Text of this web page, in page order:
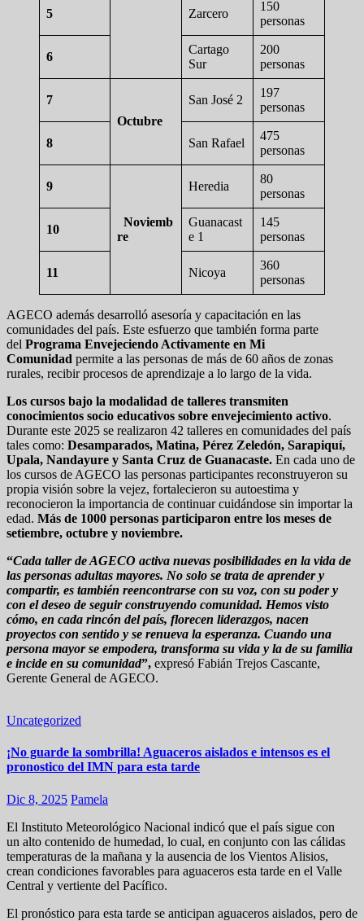
5 Zarcero
150
personas
6
Cartago
Sur
200
personas
7
Octubre
San José 2
197
personas
8 San Rafael
475
personas
9
Noviemb
re
Heredia
80
personas
10
Guanacast
e 1
145
personas
11 Nicoya
360
personas
AGECO además desarrolló asesoría y capacitación en las
comunidades del país. Este esfuerzo que también forma parte
del Programa Envejeciendo Activamente en Mi
Comunidad permite a las personas de más de 60 años de zonas
rurales, recibir procesos de aprendizaje a lo largo de la vida.
Los cursos bajo la modalidad de talleres transmiten
conocimientos socio educativos sobre envejecimiento activo.
Durante este 2025 se realizaron 42 talleres en comunidades del país
tales como: Desamparados, Matina, Pérez Zeledón, Sarapiquí,
Upala, Nandayure y Santa Cruz de Guanacaste. En cada uno de
los cursos de AGECO las personas participantes reconstruyeron su
propia visión sobre la vejez, fortalecieron su autoestima y
reconocieron la importancia de continuar cuidándose sin importar la
edad. Más de 1000 personas participaron entre los meses de
setiembre, octubre y noviembre.
“Cada taller de AGECO activa nuevas posibilidades en la vida de
las personas adultas mayores. No solo se trata de aprender y
compartir, es también reencontrarse con su voz, con su poder y
con el deseo de seguir construyendo comunidad. Hemos visto
cómo, en cada rincón del país, florecen liderazgos, nacen
proyectos con sentido y se renueva la esperanza. Cuando una
persona mayor se empodera, transforma su vida y la de su familia
e incide en su comunidad”, expresó Fabián Trejos Cascante,
Gerente General de AGECO.
Uncategorized
¡No guarde la sombrilla! Aguaceros aislados e intensos es el
pronostico del IMN para esta tarde
Dic 8, 2025 Pamela
El Instituto Meteorológico Nacional indicó que el país sigue con
un alto contenido de humedad, lo cual, en conjunto con las cálidas
temperaturas de la mañana y la ausencia de los Vientos Alisios,
crean condiciones favorables para aguaceros esta tarde en el Valle
Central y vertiente del Pacífico.
El pronóstico para esta tarde se anticipan aguaceros aislados, pero de